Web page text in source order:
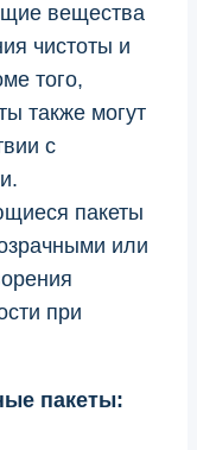
вещества
чистоты и
того,
также могут
с
пакеты
или
при
пакеты: